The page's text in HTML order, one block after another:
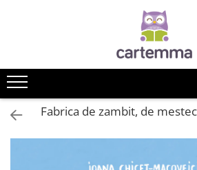
Tematică
Craciun
ActivitățiFabrica de zambit, de